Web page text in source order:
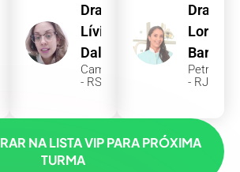
-
Dra.
Lívia
Dalpiaz
Camaquã
- RS
Dra.
Lorena
Barreto
Petrópolis
- RJ
NA LISTA VIP PARA PRÓXIMA
TURMA